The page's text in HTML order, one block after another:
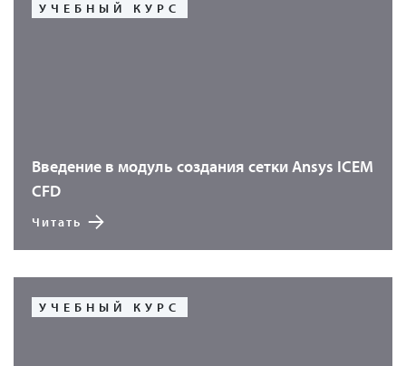
УЧЕБНЫЙ КУРС
Введение в модуль создания сетки Ansys ICEM
CFD
Читать
УЧЕБНЫЙ КУРС